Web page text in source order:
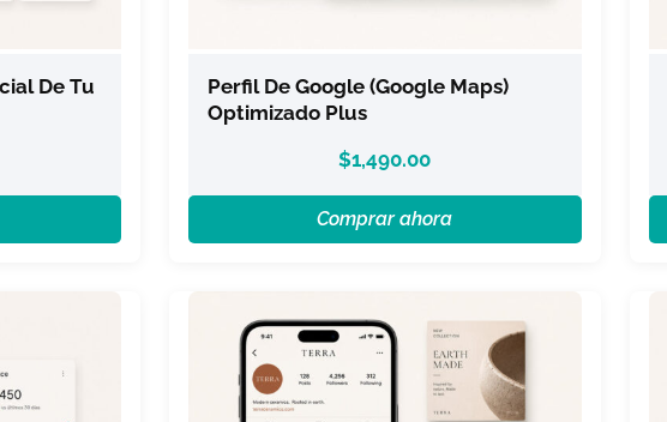
De Tu
Perfil De Google (Google Maps)
Optimizado Plus
$1,490.00
Comprar ahora